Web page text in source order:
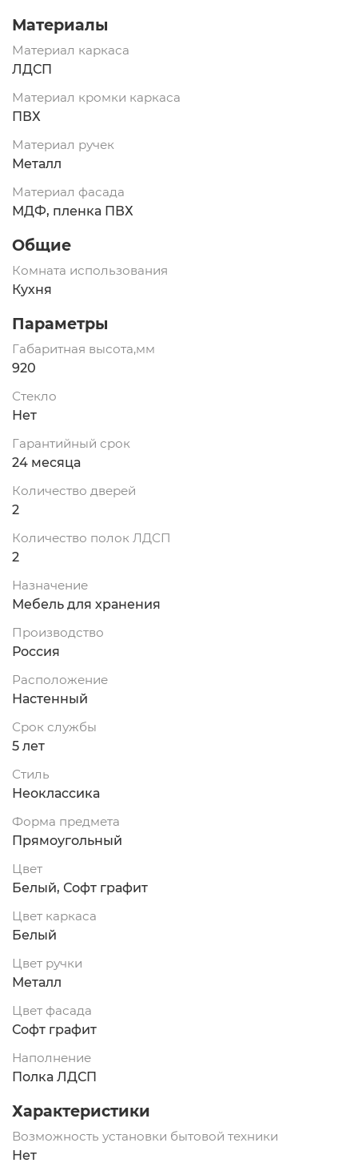
Материалы
Материал каркаса
ЛДСП
Материал кромки каркаса
ПВХ
Материал ручек
Металл
Материал фасада
МДФ, пленка ПВХ
Общие
Комната использования
Кухня
Параметры
Габаритная высота,мм
920
Стекло
Нет
Гарантийный срок
24 месяца
Количество дверей
2
Количество полок ЛДСП
2
Назначение
Мебель для хранения
Производство
Россия
Расположение
Настенный
Срок службы
5 лет
Стиль
Неоклассика
Форма предмета
Прямоугольный
Цвет
Белый, Софт графит
Цвет каркаса
Белый
Цвет ручки
Металл
Цвет фасада
Софт графит
Наполнение
Полка ЛДСП
Характеристики
Возможность установки бытовой техники
Нет